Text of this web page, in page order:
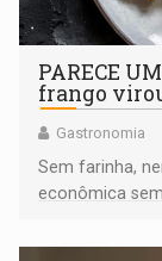
PARECE
frango
Gastronomia
Sem farinha,
econômica